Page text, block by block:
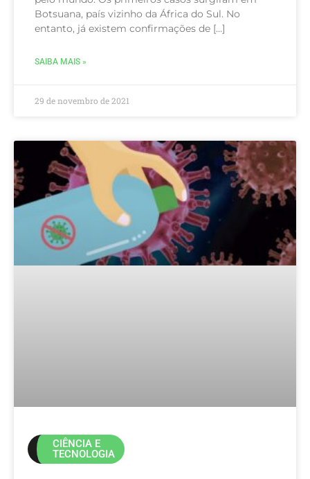
Botsuana, país vizinho da África do Sul. No
entanto, já existem confirmações de […]
SAIBA MAIS »
29 de novembro de 2021
CIÊNCIA E
TECNOLOGIA